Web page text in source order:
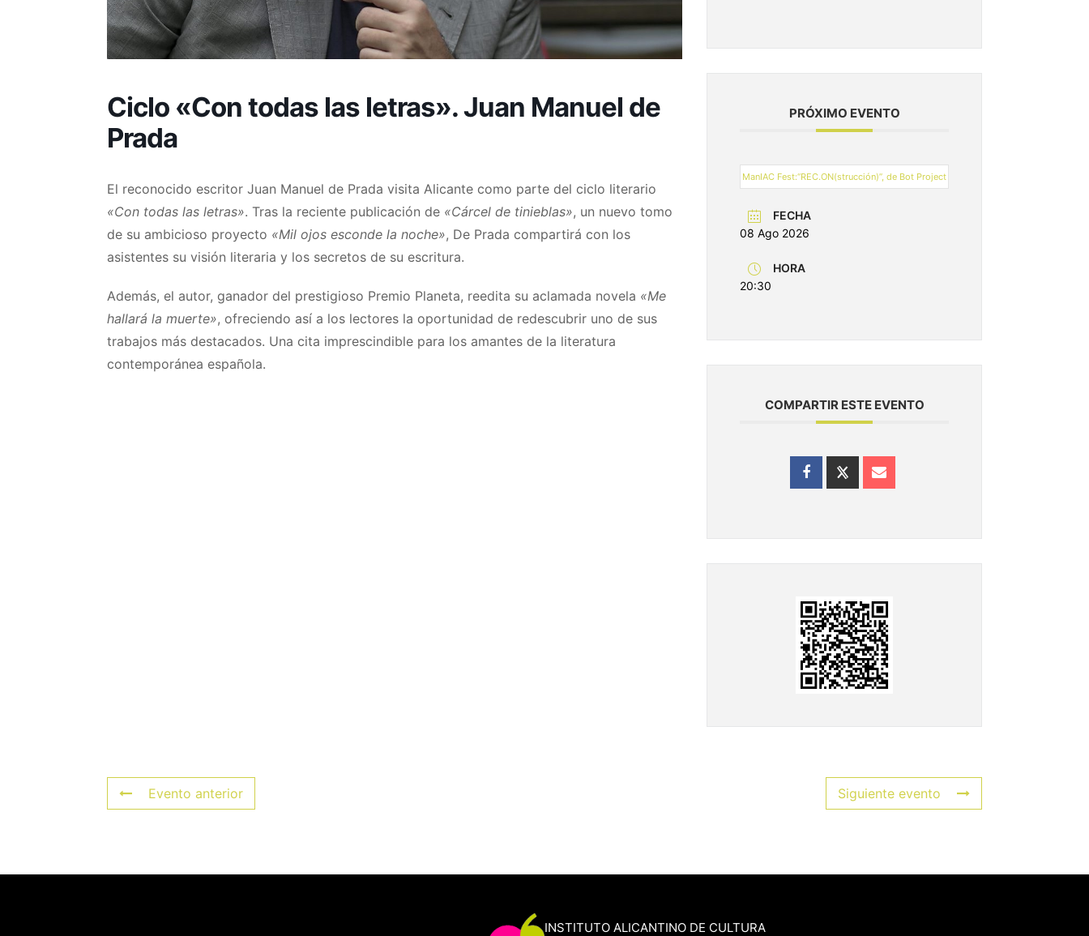
Ciclo «Con todas las letras». Juan Manuel de
Prada
El reconocido escritor Juan Manuel de Prada visita Alicante como parte del ciclo literario
«Con todas las letras». Tras la reciente publicación de «Cárcel de tinieblas», un nuevo tomo
de su ambicioso proyecto «Mil ojos esconde la noche», De Prada compartirá con los
asistentes su visión literaria y los secretos de su escritura.
Además, el autor, ganador del prestigioso Premio Planeta, reedita su aclamada novela «Me
hallará la muerte», ofreciendo así a los lectores la oportunidad de redescubrir uno de sus
trabajos más destacados. Una cita imprescindible para los amantes de la literatura
contemporánea española.
PRÓXIMO EVENTO
ManIAC Fest:“REC.ON(strucción)”, de Bot Project
FECHA
08 Ago 2026
HORA
20:30
COMPARTIR ESTE EVENTO
Evento anterior Siguiente evento
INSTITUTO ALICANTINO DE CULTURA